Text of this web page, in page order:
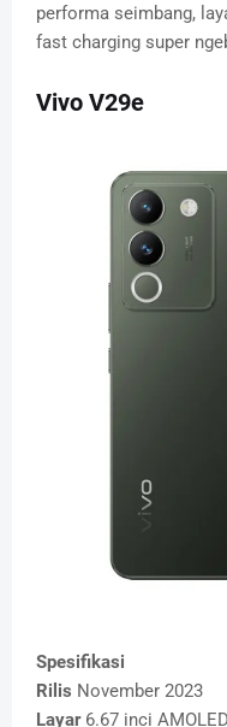
performa seimbang,
fast charging super
Vivo V29e
Spesifikasi
Rilis November 2023
Layar6.67 inci